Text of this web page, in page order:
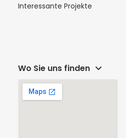
Interessante Projekte
Wo Sie uns finden